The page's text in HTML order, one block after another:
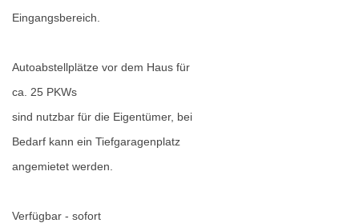
Eingangsbereich.
Autoabstellplätze vor dem Haus für
ca. 25 PKWs
sind nutzbar für die Eigentümer, bei
Bedarf kann ein Tiefgaragenplatz
angemietet werden.
Verfügbar - sofort